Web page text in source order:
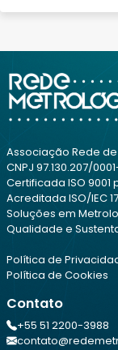
Associação Rede
CNPJ 97.130.207/
Certificada ISO 9001
Acreditada ISO/IEC
Soluções em
Qualidade e
Política de
Política de Cookies
Contato
+55 51 2200-3988